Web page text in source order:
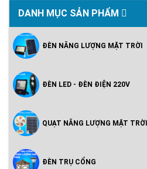
VIDEO ĐÈN PHA ĐIỆN 220V
DANH MỤC SẢN PHẨM
ĐÈN NĂNG LƯỢNG MẶT TRỜI
ĐÈN LED - ĐÈN ĐIỆN 220V
QUẠT NĂNG LƯỢNG MẶT TRỜI
ĐÈN TRỤ CỔNG